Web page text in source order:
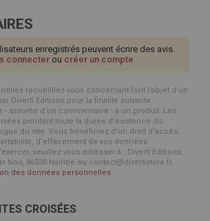
enregistrés peuvent écrire des avis.
connecter ou créer un compte
recueillies vous concernant font l’objet d’un
Diverti Editions pour la finalité suivante :
- assortie d'un commentaire - à un produit. Les
pendant toute la durée d'existence du
du site. Vous bénéficiez d’un droit d’accès,
d’effacement de vos données
veuillez vous adresser à : Diverti Editions,
Noir, 86530 Naintré ou contact@divertistore.fr.
des données personnelles
CROISÉES